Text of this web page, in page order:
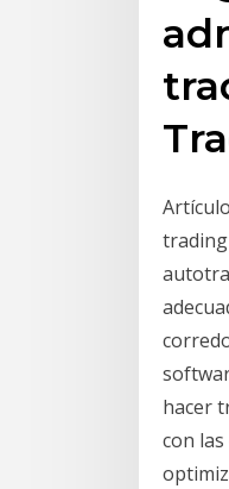
hacer
con